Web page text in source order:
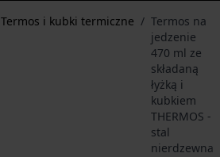
Termos i kubki termiczne / Termos na
jedzenie
470 ml ze
składaną
łyżką i
kubkiem
THERMOS -
stal
nierdzewna